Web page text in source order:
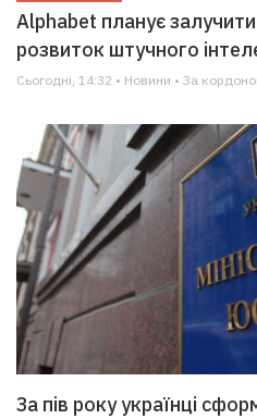
Alphabet планує
розвиток штучного
Сьогодні, 14:32 • Новини • За
За пів року українці